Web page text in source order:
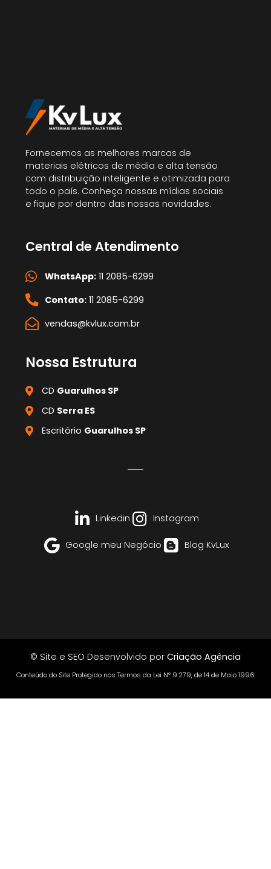
Fornecemos as melhores marcas de
materiais elétricos de média e alta tensão
com distribuição inteligente e otimizada para
todo o país. Conheça nossas mídias sociais
e fique por dentro das nossas novidades.
Central de Atendimento
WhatsApp:11 2085-6299
Contato:11 2085-6299
vendas@kvlux.com.br
Nossa Estrutura
CD Guarulhos SP
CD Serra ES
Escritório Guarulhos SP
Linkedin Instagram
Google meu Negócio Blog KvLux
© Site e SEO Desenvolvido por Criação Agência
Conteúdo do Site Protegido nos Termos da Lei Nº 9.279, de 14 de Maio 1996